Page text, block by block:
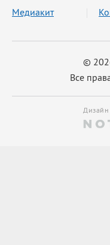
©
Все
Медиакит
Дизайн